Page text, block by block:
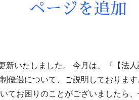
ページを追加
いたしました。 今月は、『【法
優遇について、ご説明しておりま
てお困りのことがございましたら